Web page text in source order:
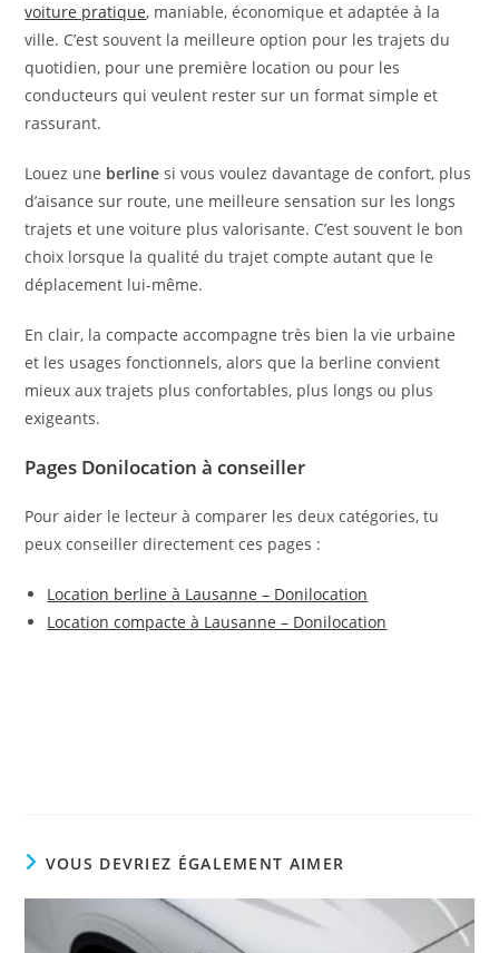
voiture pratique, maniable, économique et adaptée à la
ville. C’est souvent la meilleure option pour les trajets du
quotidien, pour une première location ou pour les
conducteurs qui veulent rester sur un format simple et
rassurant.
Louez une berline si vous voulez davantage de confort, plus
d’aisance sur route, une meilleure sensation sur les longs
trajets et une voiture plus valorisante. C’est souvent le bon
choix lorsque la qualité du trajet compte autant que le
déplacement lui-même.
En clair, la compacte accompagne très bien la vie urbaine
et les usages fonctionnels, alors que la berline convient
mieux aux trajets plus confortables, plus longs ou plus
exigeants.
Pages Donilocation à conseiller
Pour aider le lecteur à comparer les deux catégories, tu
peux conseiller directement ces pages :
Location berline à Lausanne – Donilocation
Location compacte à Lausanne – Donilocation
VOUS DEVRIEZ ÉGALEMENT AIMER